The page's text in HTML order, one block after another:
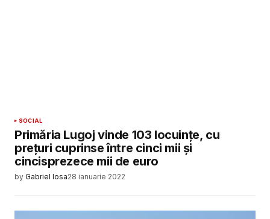
SOCIAL
Primăria Lugoj vinde 103 locuințe, cu
prețuri cuprinse între cinci mii și
cincisprezece mii de euro
by Gabriel Iosa28 ianuarie 2022